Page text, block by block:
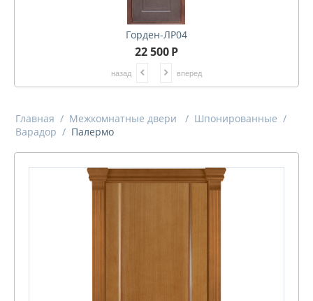
Горден-ЛР04
22 500Р
назад вперед
Главная / Межкомнатные двери / Шпонированные /
Варадор / Палермо